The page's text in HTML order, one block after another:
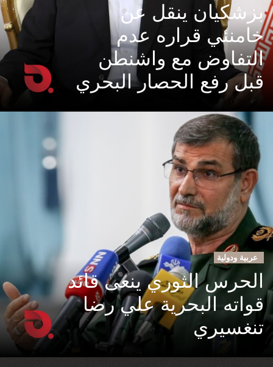
بزشكيان ينقل عن
خامنئي قراره عدم
التفاوض مع واشنطن
قبل رفع الحصار البحري
عربية ودولية
الحرس الثوري ينعى قائد
قواته البحرية علي رضا
تنغسيري